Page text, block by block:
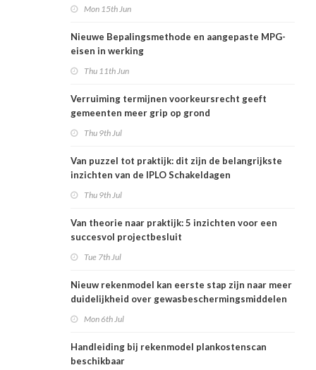
Mon 15th Jun
Nieuwe Bepalingsmethode en aangepaste MPG-
eisen in werking
Thu 11th Jun
Verruiming termijnen voorkeursrecht geeft
gemeenten meer grip op grond
Thu 9th Jul
Van puzzel tot praktijk: dit zijn de belangrijkste
inzichten van de IPLO Schakeldagen
Thu 9th Jul
Van theorie naar praktijk: 5 inzichten voor een
succesvol projectbesluit
Tue 7th Jul
Nieuw rekenmodel kan eerste stap zijn naar meer
duidelijkheid over gewasbeschermingsmiddelen
Mon 6th Jul
Handleiding bij rekenmodel plankostenscan
beschikbaar